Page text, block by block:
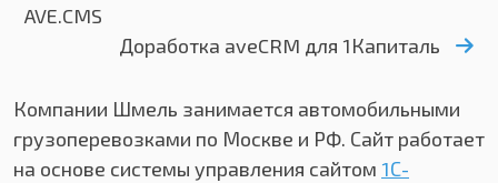
AVE.CMS
Доработка aveCRM для 1Капиталь
Компании Шмель занимается автомобильными
грузоперевозками по Москве и РФ. Сайт работает
на основе системы управления сайтом 1С-